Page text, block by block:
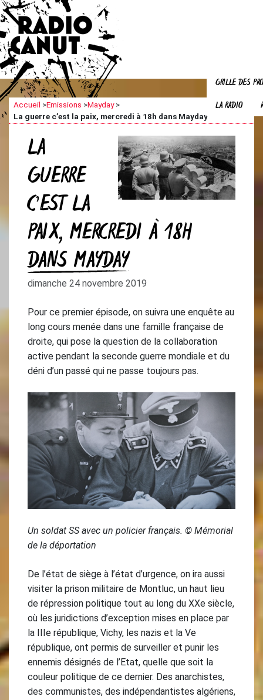
GRILLE DES
LA RADIO
Accueil >Emissions >Mayday>
La guerre c’est la paix, mercredi à 18h dans Mayday
LA
GUERRE
C’EST LA
PAIX, MERCREDI À 18H
DANS MAYDAY
dimanche 24 novembre 2019
Pour ce premier épisode, on suivra une enquête au
long cours menée dans une famille française de
droite, qui pose la question de la collaboration
active pendant la seconde guerre mondiale et du
déni d’un passé qui ne passe toujours pas.
Un soldat SS avec un policier français. © Mémorial
de la déportation
De l’état de siège à l’état d’urgence, on ira aussi
visiter la prison militaire de Montluc, un haut lieu
de répression politique tout au long du XXe siècle,
où les juridictions d’exception mises en place par
la IIIe république, Vichy, les nazis et la Ve
république, ont permis de surveiller et punir les
ennemis désignés de l’Etat, quelle que soit la
couleur politique de ce dernier. Des anarchistes,
des communistes, des indépendantistes algériens,